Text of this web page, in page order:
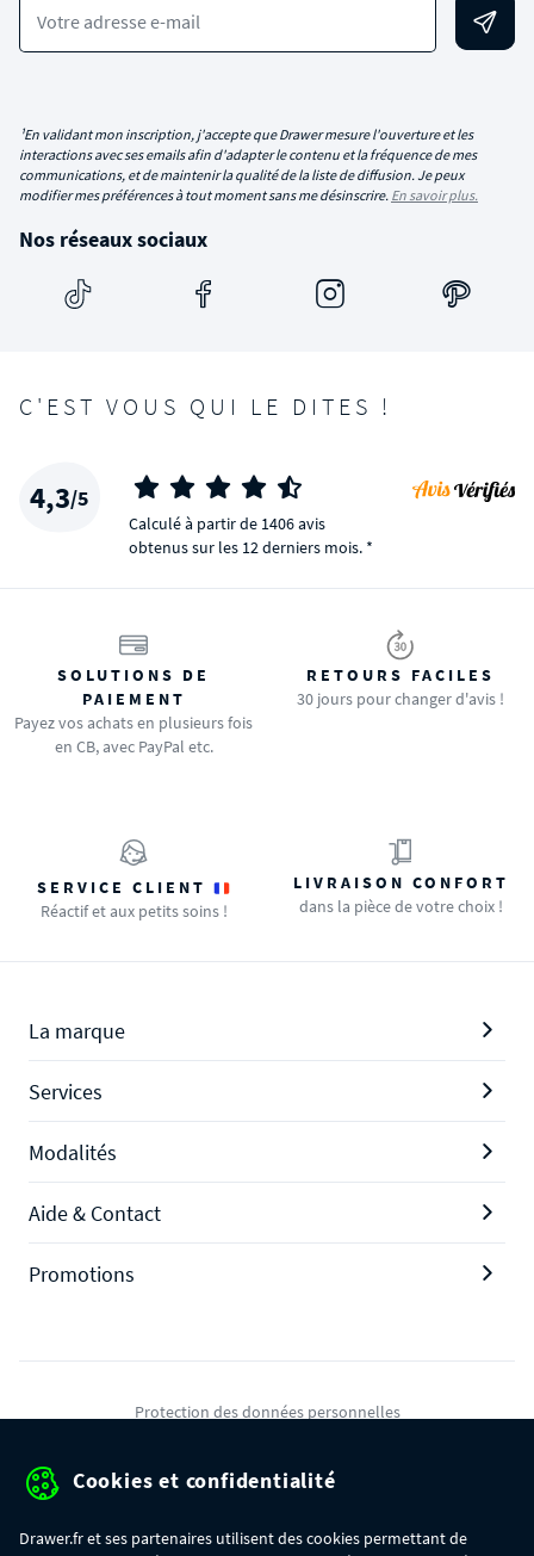
Votre adresse e-mail
¹En validant mon inscription, j'accepte que Drawer mesure l'ouverture et les
interactions avec ses emails afin d'adapter le contenu et la fréquence de mes
communications, et de maintenir la qualité de la liste de diffusion. Je peux
modifier mes préférences à tout moment sans me désinscrire. En savoir plus.
Nos réseaux sociaux
C'EST VOUS QUI LE DITES !
4,3/5
Calculé à partir de 1406 avis
obtenus sur les 12 derniers mois. *
SOLUTIONS DE
PAIEMENT
Payez vos achats en plusieurs fois
en CB, avec PayPal etc.
RETOURS FACILES
30 jours pour changer d'avis !
SERVICE CLIENT
Réactif et aux petits soins !
LIVRAISON CONFORT
dans la pièce de votre choix !
La marque
Services
Modalités
Aide & Contact
Promotions
Protection des données personnelles
Gérer mes cookies
Cookies et confidentialité
Drawer.fr et ses partenaires utilisent des cookies permettant de